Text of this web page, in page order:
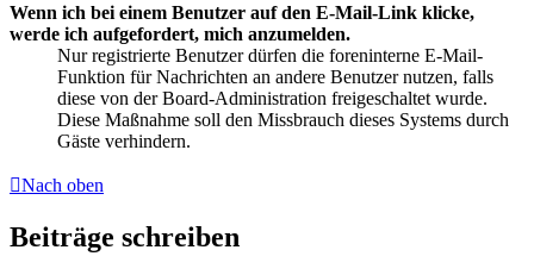
Wenn ich bei einem Benutzer auf den E-Mail-Link klicke,
werde ich aufgefordert, mich anzumelden.
Nur registrierte Benutzer dürfen die foreninterne E-Mail-
Funktion für Nachrichten an andere Benutzer nutzen, falls
diese von der Board-Administration freigeschaltet wurde.
Diese Maßnahme soll den Missbrauch dieses Systems durch
Gäste verhindern.
Nach oben
Beiträge schreiben